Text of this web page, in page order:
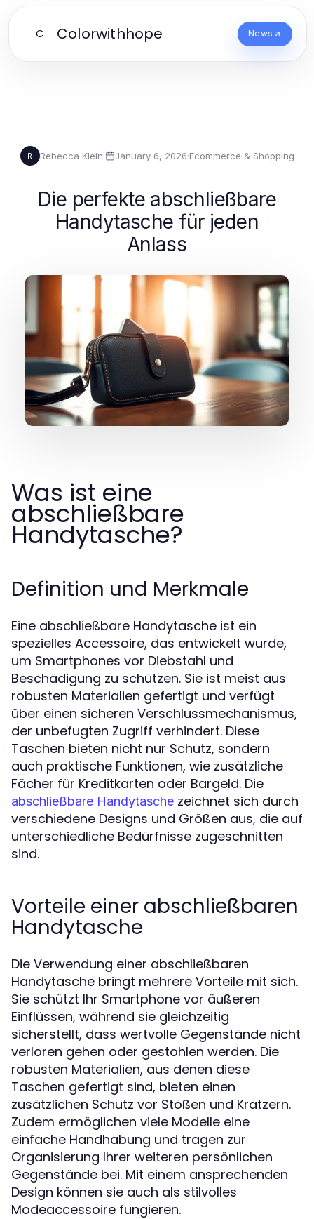
C Colorwithhope News
R Rebecca Klein· January 6, 2026·Ecommerce & Shopping
Die perfekte abschließbare
Handytasche für jeden
Anlass
Was ist eine
abschließbare
Handytasche?
Definition und Merkmale
Eine abschließbare Handytasche ist ein
spezielles Accessoire, das entwickelt wurde,
um Smartphones vor Diebstahl und
Beschädigung zu schützen. Sie ist meist aus
robusten Materialien gefertigt und verfügt
über einen sicheren Verschlussmechanismus,
der unbefugten Zugriff verhindert. Diese
Taschen bieten nicht nur Schutz, sondern
auch praktische Funktionen, wie zusätzliche
Fächer für Kreditkarten oder Bargeld. Die
abschließbare Handytasche zeichnet sich durch
verschiedene Designs und Größen aus, die auf
unterschiedliche Bedürfnisse zugeschnitten
sind.
Vorteile einer abschließbaren
Handytasche
Die Verwendung einer abschließbaren
Handytasche bringt mehrere Vorteile mit sich.
Sie schützt Ihr Smartphone vor äußeren
Einflüssen, während sie gleichzeitig
sicherstellt, dass wertvolle Gegenstände nicht
verloren gehen oder gestohlen werden. Die
robusten Materialien, aus denen diese
Taschen gefertigt sind, bieten einen
zusätzlichen Schutz vor Stößen und Kratzern.
Zudem ermöglichen viele Modelle eine
einfache Handhabung und tragen zur
Organisierung Ihrer weiteren persönlichen
Gegenstände bei. Mit einem ansprechenden
Design können sie auch als stilvolles
Modeaccessoire fungieren.